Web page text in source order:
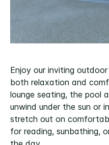
Enjoy our inviting
both relaxation and
lounge seating, the pool
unwind under the sun or
stretch out on
for reading, sunbathing,